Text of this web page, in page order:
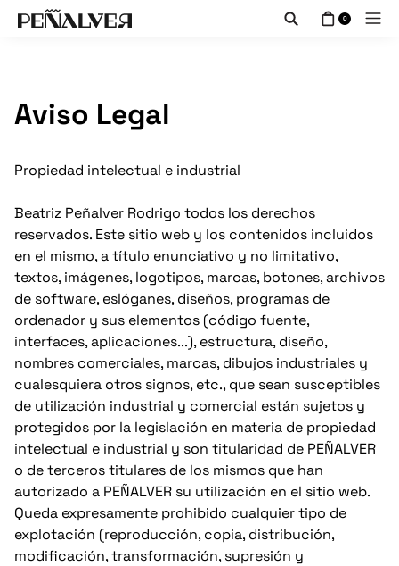
0
Aviso Legal
Propiedad intelectual e industrial
Beatriz Peñalver Rodrigo todos los derechos
reservados. Este sitio web y los contenidos incluidos
en el mismo, a título enunciativo y no limitativo,
textos, imágenes, logotipos, marcas, botones, archivos
de software, eslóganes, diseños, programas de
ordenador y sus elementos (código fuente,
interfaces, aplicaciones...), estructura, diseño,
nombres comerciales, marcas, dibujos industriales y
cualesquiera otros signos, etc., que sean susceptibles
de utilización industrial y comercial están sujetos y
protegidos por la legislación en materia de propiedad
intelectual e industrial y son titularidad de PEÑALVER
o de terceros titulares de los mismos que han
autorizado a PEÑALVER su utilización en el sitio web.
Queda expresamente prohibido cualquier tipo de
explotación (reproducción, copia, distribución,
modificación, transformación, supresión y